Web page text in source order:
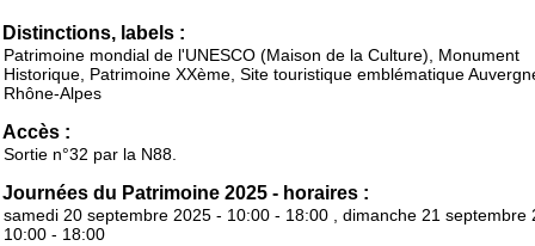
Distinctions, labels :
Patrimoine mondial de l'UNESCO (Maison de la Culture), Monument
Historique, Patrimoine XXème, Site touristique emblématique
Rhône-Alpes
Accès :
Sortie n°32 par la N88.
Journées du Patrimoine 2025 - horaires :
samedi 20 septembre 2025 - 10:00 - 18:00 , dimanche 21 septembre
10:00 - 18:00